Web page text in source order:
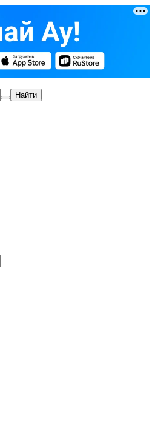
Найти